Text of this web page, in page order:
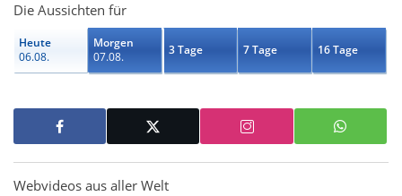
Die Aussichten für
Heute
06.08.
Morgen
07.08.
3 Tage 7 Tage 16 Tage
Webvideos aus aller Welt